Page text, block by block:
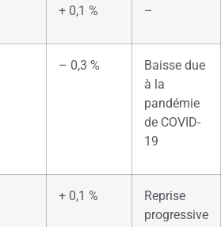
+ 0,1 % –
– 0,3 %
Baisse due
à la
pandémie
de COVID-
19
+ 0,1 %
Reprise
progressive